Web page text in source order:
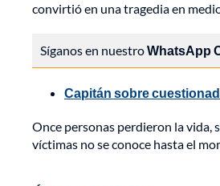
convirtió en una tragedia en
Síganos en nuestroWhatsApp
Capitán sobre
Once personas perdieron la vida,
víctimas no se conoce hasta el